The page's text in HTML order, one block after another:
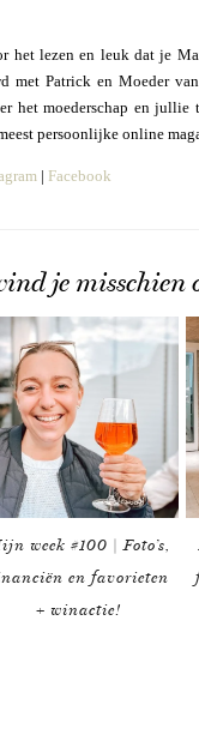
het lezen en leuk dat je
met Patrick en Moeder
het moederschap en
persoonlijke online
| Facebook
je misschien
week #100 | Foto’s,
en favorieten
+ winactie!